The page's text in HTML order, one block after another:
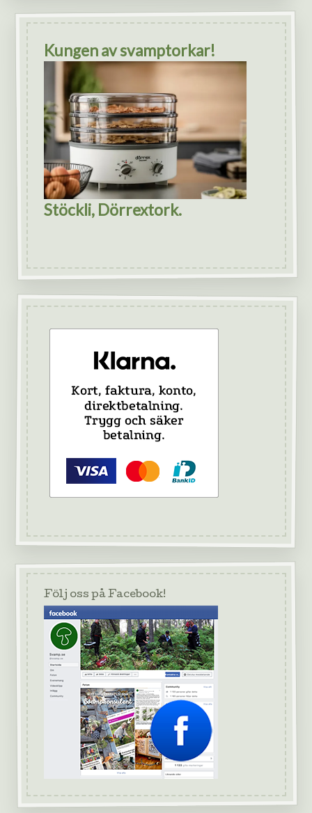
Kungen av svamptorkar!
Stöckli, Dörrextork.
Följ oss på Facebook!